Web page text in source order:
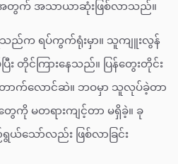
အတွက် အသာယာဆုံးဖြစ်လာသည်။
ည်က ရပ်ကွက်ရုံးမှာ။ သူကျူးလွန်
တိုင်ကြားနေသည်။ ပြန်တွေးတိုင်း
ာက်လောင်ဆဲ။ ဘဝမှာ သူလုပ်ခဲ့တာ
ေကို မတရားကျင့်တာ မရှိခဲ့။ ခု
သော်လည်း ဖြစ်လာခြင်း